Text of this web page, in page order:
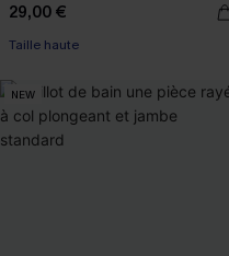
29,00 €
Taille haute
NEW